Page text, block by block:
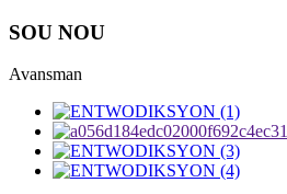
SOU NOU
Avansman